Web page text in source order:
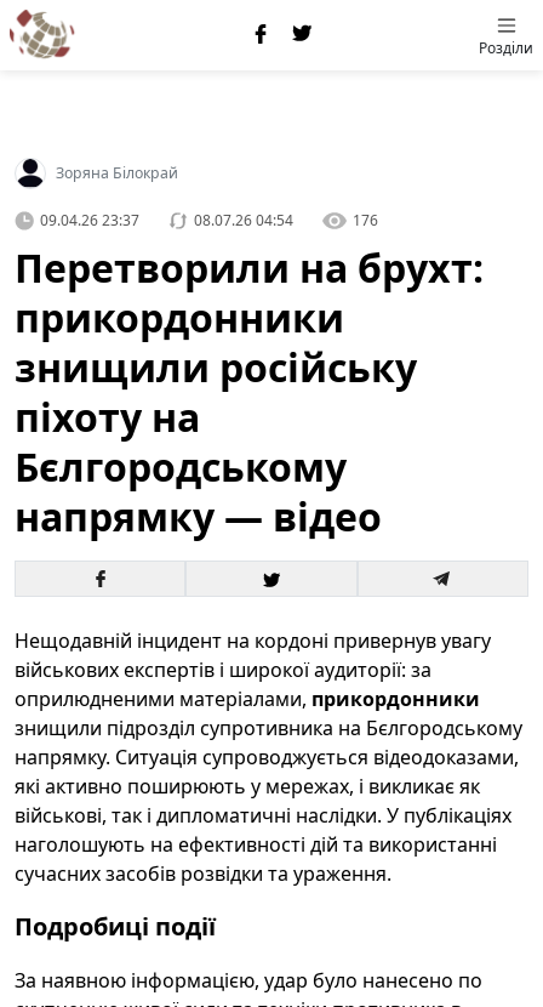
Розділи
Зоряна Білокрай
09.04.26 23:37 08.07.26 04:54 176
Перетворили на брухт:
прикордонники
знищили російську
піхоту на
Бєлгородському
напрямку — відео
Нещодавній інцидент на кордоні привернув увагу
військових експертів і широкої аудиторії: за
оприлюдненими матеріалами, прикордонники
знищили підрозділ супротивника на Бєлгородському
напрямку. Ситуація супроводжується відеодоказами,
які активно поширюють у мережах, і викликає як
військові, так і дипломатичні наслідки. У публікаціях
наголошують на ефективності дій та використанні
сучасних засобів розвідки та ураження.
Подробиці події
За наявною інформацією, удар було нанесено по